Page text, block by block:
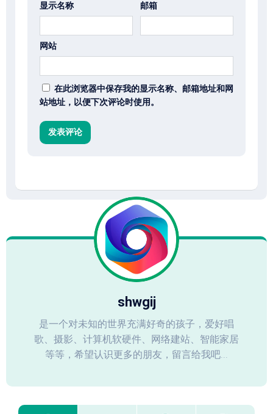
显示名称 邮箱
网站
在此浏览器中保存我的显示名称、邮箱地址和网
站地址，以便下次评论时使用。
shwgij
是一个对未知的世界充满好奇的孩子，爱好唱
歌、摄影、计算机软硬件、网络建站、智能家居
等等，希望认识更多的朋友，留言给我吧...